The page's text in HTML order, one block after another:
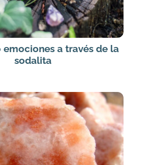
emociones a través de la
sodalita